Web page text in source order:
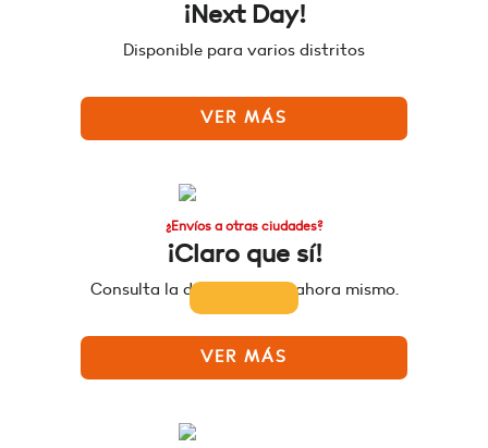
¡Next Day!
Disponible para varios distritos
VER MÁS
¿Envíos a otras ciudades?
¡Claro que sí!
Consulta la disponibilidad ahora mismo.
VER MÁS